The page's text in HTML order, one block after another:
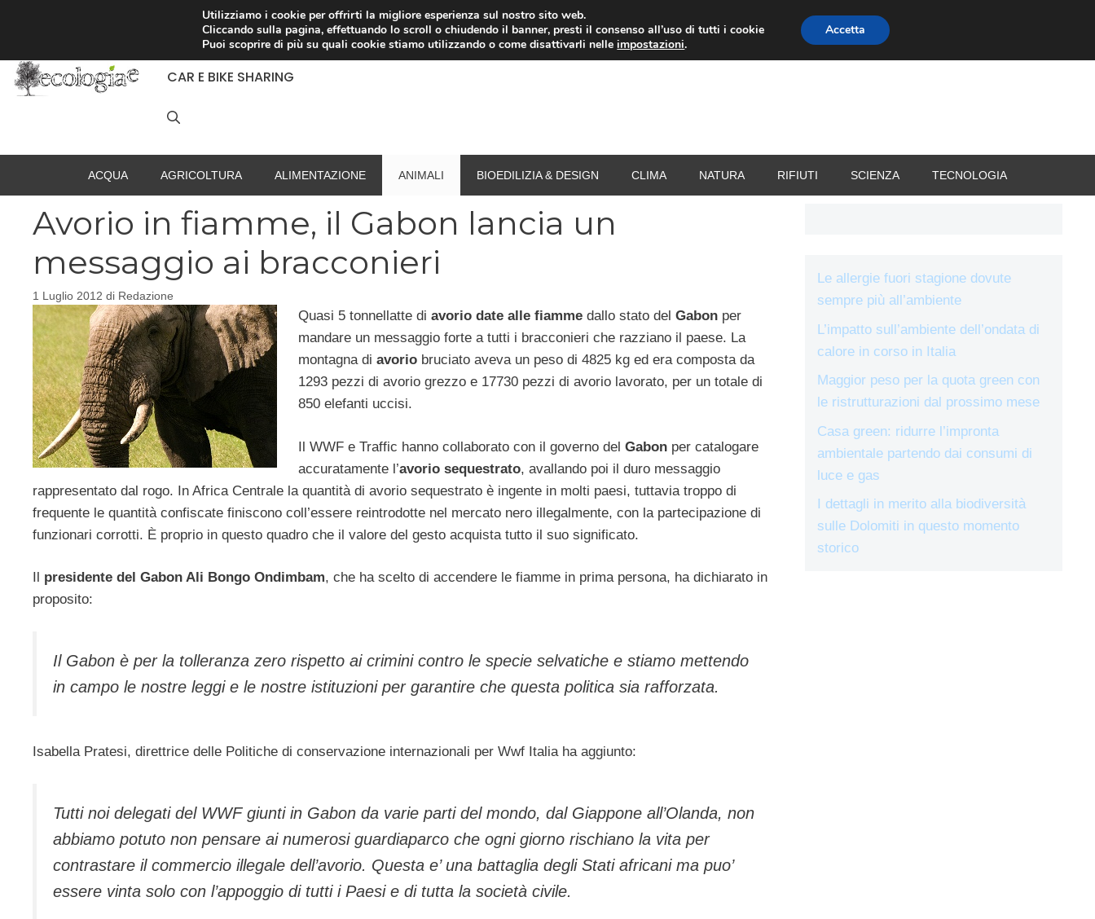
RACCOLTA DIFFERENZIATA RISPARMIO ENERGETICO SPESA TERMOVALORIZZATORI VACANZE
CAR E BIKE SHARING
ACQUA AGRICOLTURA ALIMENTAZIONE ANIMALI BIOEDILIZIA & DESIGN CLIMA NATURA RIFIUTI SCIENZA TECNOLOGIA
Avorio in fiamme, il Gabon lancia un
messaggio ai bracconieri
1 Luglio 2012 di Redazione
Quasi 5 tonnellatte di avorio date alle fiammedallo stato del Gabonper
mandare un messaggio forte a tutti i bracconieri che razziano il paese. La
montagna di avoriobruciato aveva un peso di 4825 kg ed era composta da
1293 pezzi di avorio grezzo e 17730 pezzi di avorio lavorato, per un totale di
850 elefanti uccisi.
Il WWF e Traffic hanno collaborato con il governo del Gabonper catalogare
accuratamente l’avorio sequestrato, avallando poi il duro messaggio
rappresentato dal rogo. In Africa Centrale la quantità di avorio sequestrato è ingente in molti paesi, tuttavia troppo di
frequente le quantità confiscate finiscono coll’essere reintrodotte nel mercato nero illegalmente, con la partecipazione di
funzionari corrotti. È proprio in questo quadro che il valore del gesto acquista tutto il suo significato.
presidente del Gabon Ali Bongo Ondimbam, che ha scelto di accendere le fiamme in prima persona, ha dichiarato in
proposito:
Il Gabon è per la tolleranza zero rispetto ai crimini contro le specie selvatiche e stiamo mettendo
in campo le nostre leggi e le nostre istituzioni per garantire che questa politica sia rafforzata.
Isabella Pratesi, direttrice delle Politiche di conservazione internazionali per Wwf Italia ha aggiunto:
Tutti noi delegati del WWF giunti in Gabon da varie parti del mondo, dal Giappone all’Olanda, non
abbiamo potuto non pensare ai numerosi guardiaparco che ogni giorno rischiano la vita per
contrastare il commercio illegale dell’avorio. Questa e’ una battaglia degli Stati africani ma puo’
essere vinta solo con l’appoggio di tutti i Paesi e di tutta la società civile.
Le allergie fuori stagione dovute
sempre più all’ambiente
L’impatto sull’ambiente dell’ondata di
calore in corso in Italia
Maggior peso per la quota green con
le ristrutturazioni dal prossimo mese
Casa green: ridurre l’impronta
ambientale partendo dai consumi di
luce e gas
I dettagli in merito alla biodiversità
sulle Dolomiti in questo momento
storico
Utilizziamo i cookie per offrirti la migliore esperienza sul nostro sito web.
Cliccando sulla pagina, effettuando lo scroll o chiudendo il banner, presti il consenso all’uso di tutti i cookie
Puoi scoprire di più su quali cookie stiamo utilizzando o come disattivarli nelleimpostazioni.
Accetta